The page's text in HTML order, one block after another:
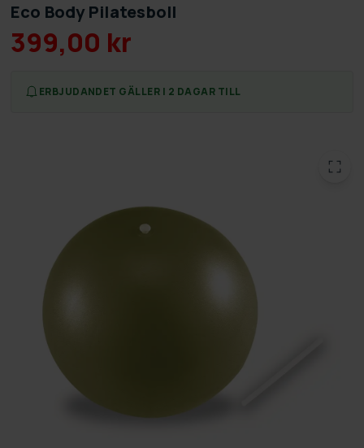
Eco Body Pilatesboll
399,00 kr
ERBJUDANDET GÄLLER I 2 DAGAR TILL